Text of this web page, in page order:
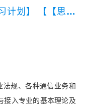
计划】
【【思维
锦】
（有线）真题汇
法规、各种通信业务和
接入专业的基本理论及